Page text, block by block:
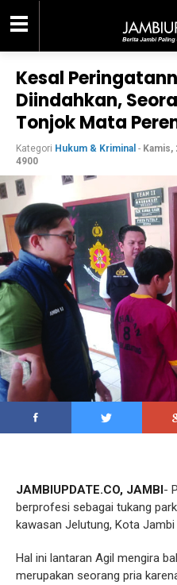
Kesal
Diindahkan,
Tonjok Mata
Kategori Hukum & Kriminal - Kamis,
4900
JAMBIUPDATE.CO, JAMBI-
berprofesi sebagai tukang
kawasan Jelutung, Kota
Hal ini lantaran Agil mengira
merupakan seorang pria